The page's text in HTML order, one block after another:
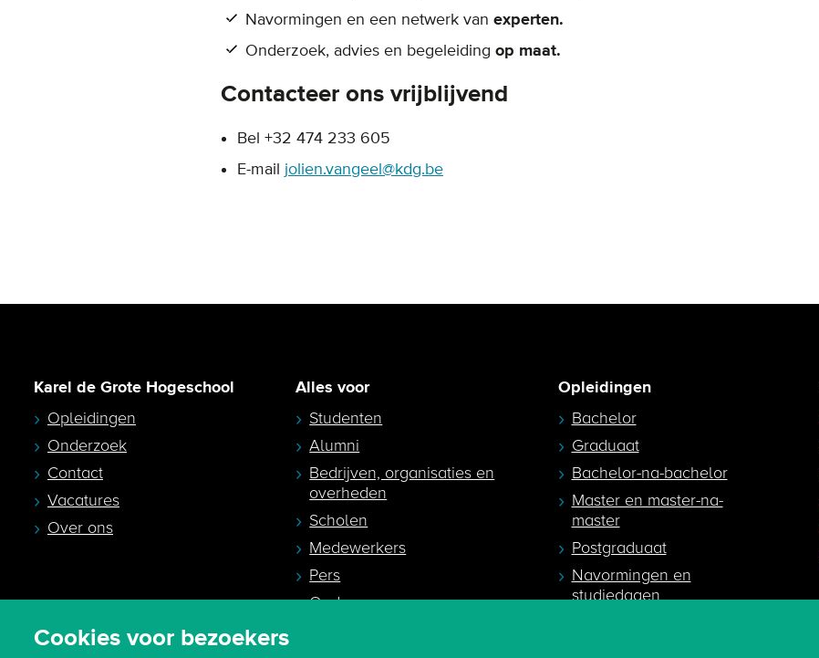
Cookies voor bezoekers
Navormingen en een netwerk van experten.
Onderzoek, advies en begeleiding op maat.
Contacteer ons vrijblijvend
Bel +32 474 233 605
E-mail jolien.vangeel@kdg.be
Karel de Grote Hogeschool
Opleidingen
Onderzoek
Contact
Vacatures
Over ons
Alles voor
Studenten
Alumni
Bedrijven, organisaties en
overheden
Scholen
Medewerkers
Pers
Ouders en
Opleidingen
Bachelor
Graduaat
Bachelor-na-bachelor
Master en master-na-
master
Postgraduaat
Navormingen en
studiedagen